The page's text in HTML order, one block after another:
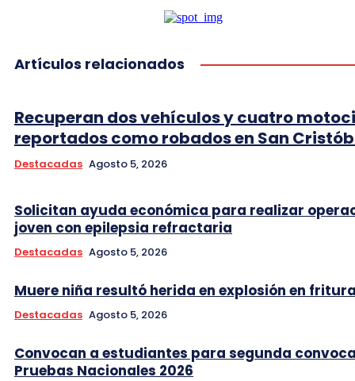
Artículos relacionados
Recuperan dos vehículos y cuatro
reportados como robados en San
Destacadas Agosto 5, 2026
Solicitan ayuda económica para realizar
joven con epilepsia refractaria
Destacadas Agosto 5, 2026
Muere niña resultó herida en explosión en fritura
Destacadas Agosto 5, 2026
Convocan a estudiantes para segunda
Pruebas Nacionales 2026